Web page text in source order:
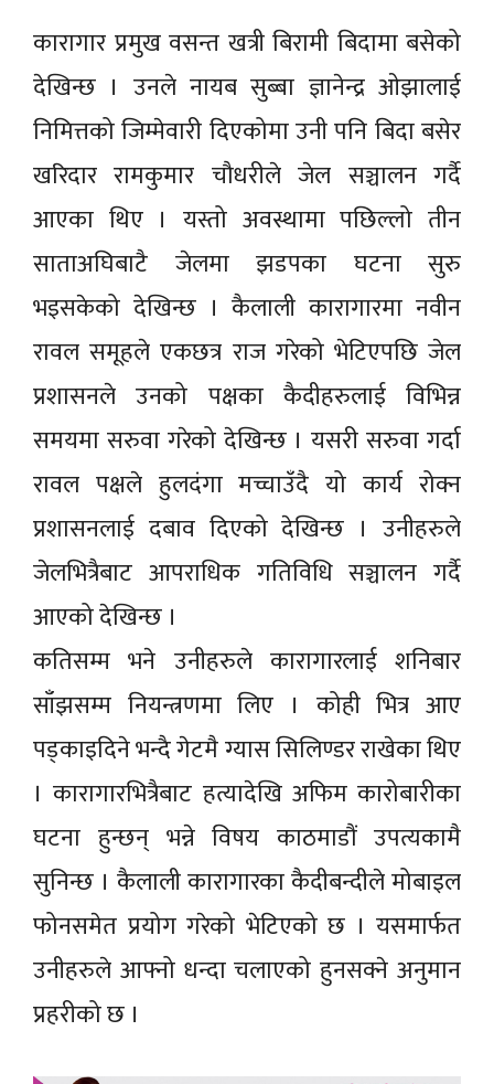
कारागार प्रमुख वसन्त खत्री बिरामी बिदामा बसेको
देखिन्छ । उनले नायब सुब्बा ज्ञानेन्द्र ओझालाई
निमित्तको जिम्मेवारी दिएकोमा उनी पनि बिदा बसेर
खरिदार रामकुमार चौधरीले जेल सञ्चालन गर्दै
आएका थिए । यस्तो अवस्थामा पछिल्लो तीन
साताअघिबाटै जेलमा झडपका घटना सुरु
भइसकेको देखिन्छ । कैलाली कारागारमा नवीन
रावल समूहले एकछत्र राज गरेको भेटिएपछि जेल
प्रशासनले उनको पक्षका कैदीहरुलाई विभिन्न
समयमा सरुवा गरेको देखिन्छ । यसरी सरुवा गर्दा
रावल पक्षले हुलदंगा मच्चाउँदै यो कार्य रोक्न
प्रशासनलाई दबाव दिएको देखिन्छ । उनीहरुले
जेलभित्रैबाट आपराधिक गतिविधि सञ्चालन गर्दै
आएको देखिन्छ ।
कतिसम्म भने उनीहरुले कारागारलाई शनिबार
साँझसम्म नियन्त्रणमा लिए । कोही भित्र आए
पड्काइदिने भन्दै गेटमै ग्यास सिलिण्डर राखेका थिए
। कारागारभित्रैबाट हत्यादेखि अफिम कारोबारीका
घटना हुन्छन् भन्ने विषय काठमाडौं उपत्यकामै
सुनिन्छ । कैलाली कारागारका कैदीबन्दीले मोबाइल
फोनसमेत प्रयोग गरेको भेटिएको छ । यसमार्फत
उनीहरुले आफ्नो धन्दा चलाएको हुनसक्ने अनुमान
प्रहरीको छ ।